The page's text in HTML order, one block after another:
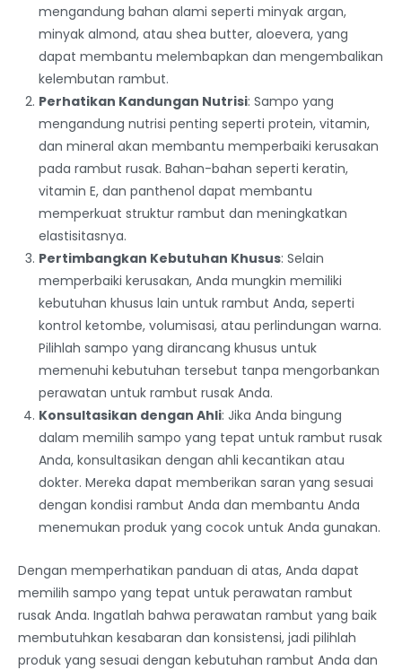
mengandung bahan alami seperti minyak argan,
minyak almond, atau shea butter, aloevera, yang
dapat membantu melembapkan dan mengembalikan
kelembutan rambut.
Perhatikan Kandungan Nutrisi: Sampo yang
mengandung nutrisi penting seperti protein, vitamin,
dan mineral akan membantu memperbaiki kerusakan
pada rambut rusak. Bahan-bahan seperti keratin,
vitamin E, dan panthenol dapat membantu
memperkuat struktur rambut dan meningkatkan
elastisitasnya.
Pertimbangkan Kebutuhan Khusus: Selain
memperbaiki kerusakan, Anda mungkin memiliki
kebutuhan khusus lain untuk rambut Anda, seperti
kontrol ketombe, volumisasi, atau perlindungan warna.
Pilihlah sampo yang dirancang khusus untuk
memenuhi kebutuhan tersebut tanpa mengorbankan
perawatan untuk rambut rusak Anda.
Konsultasikan dengan Ahli: Jika Anda bingung
dalam memilih sampo yang tepat untuk rambut rusak
Anda, konsultasikan dengan ahli kecantikan atau
dokter. Mereka dapat memberikan saran yang sesuai
dengan kondisi rambut Anda dan membantu Anda
menemukan produk yang cocok untuk Anda gunakan.
Dengan memperhatikan panduan di atas, Anda dapat
memilih sampo yang tepat untuk perawatan rambut
rusak Anda. Ingatlah bahwa perawatan rambut yang baik
membutuhkan kesabaran dan konsistensi, jadi pilihlah
produk yang sesuai dengan kebutuhan rambut Anda dan